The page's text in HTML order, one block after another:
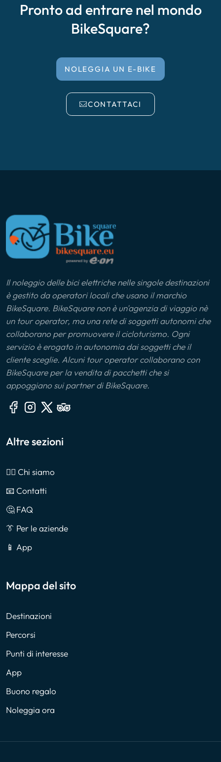
Pronto ad entrare nel mondo
BikeSquare?
NOLEGGIA UN E-BIKE
CONTATTACI
Il noleggio delle bici elettriche nelle singole destinazioni
è gestito da operatori locali che usano il marchio
BikeSquare. BikeSquare non è un'agenzia di viaggio nè
un tour operator, ma una rete di soggetti autonomi che
collaborano per promuovere il cicloturismo. Ogni
servizio è erogato in autonomia dai soggetti che il
cliente sceglie. Alcuni tour operator collaborano con
BikeSquare per la vendita di pacchetti che si
appoggiano sui partner di BikeSquare.
Altre sezioni
🙎‍♂️ Chi siamo
📧 Contatti
🤔 FAQ
👔 Per le aziende
📱 App
Mappa del sito
Destinazioni
Percorsi
Punti di interesse
App
Buono regalo
Noleggia ora